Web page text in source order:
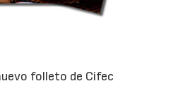
folleto de Cifec